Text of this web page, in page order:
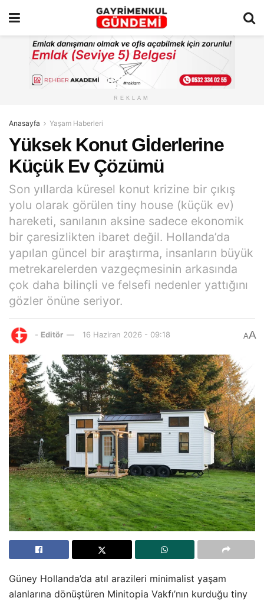
REKLAM
Anasayfa Yaşam Haberleri
Yüksek Konut Gİderlerine
Küçük Ev Çözümü
Son yıllarda küresel konut krizine bir çıkış
yolu olarak görülen tiny house (küçük ev)
hareketi, sanılanın aksine sadece ekonomik
bir çaresizlikten ibaret değil. Hollanda’da
yapılan güncel bir araştırma, insanların büyük
metrekarelerden vazgeçmesinin arkasında
çok daha bilinçli ve felsefi nedenler yattığını
gözler önüne seriyor.
- Editör 16 Haziran 2026 - 09:18 AA
Güney Hollanda’da atıl arazileri minimalist yaşam
alanlarına dönüştüren Minitopia Vakfı’nın kurduğu tiny